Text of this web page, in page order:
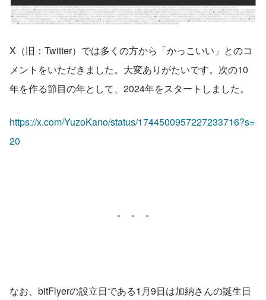
X（旧：Twitter）では多くの方から「かっこいい」とのコ
メントをいただきました。大変ありがたいです。次の10
年を作る節目の年として、2024年をスタートしました。
https://x.com/YuzoKano/status/1744500957227233716?s=
20
なお、bitFlyerの設立日である1月9日は加納さんの誕生日